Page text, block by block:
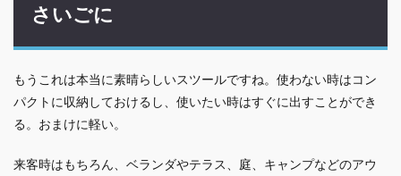
さいごに
もうこれは本当に素晴らしいスツールですね。使わない時はコン
パクトに収納しておけるし、使いたい時はすぐに出すことができ
る。おまけに軽い。
来客時はもちろん、ベランダやテラス、庭、キャンプなどのアウ